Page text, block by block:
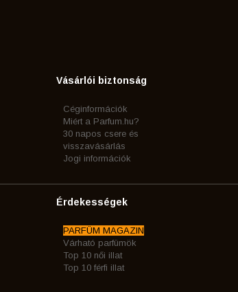
Vásárlói biztonság
Céginformációk
Miért a Parfum.hu?
30 napos csere és
visszavásárlás
Jogi információk
Érdekességek
PARFÜM MAGAZIN
Várható parfümök
Top 10 női illat
Top 10 férfi illat